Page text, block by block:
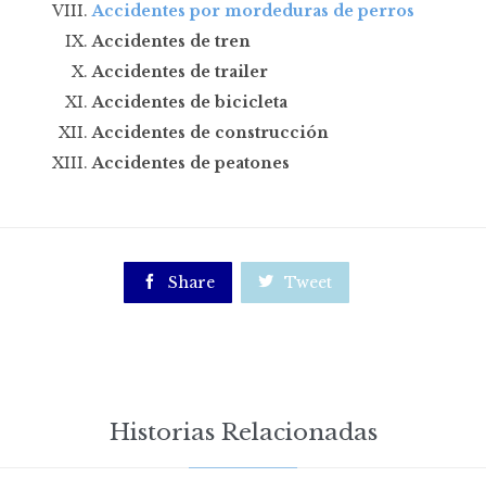
Accidentes por mordeduras de perros
Accidentes de tren
Accidentes de trailer
Accidentes de bicicleta
Accidentes de construcción
Accidentes de peatones
 Share  Tweet
Historias Relacionadas